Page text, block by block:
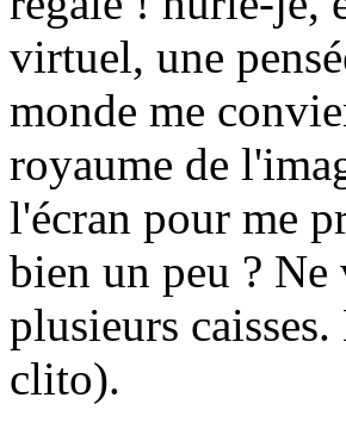
virtuel, une
monde me
royaume de
l'écran pour me
bien un peu ? Ne
plusieurs
clito).